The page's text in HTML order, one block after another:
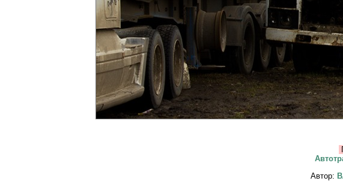
Автор: